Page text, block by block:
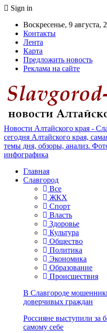
Sign in
Воскресенье, 9 августа,
Контакты
Лента
Карта
Предложить новость
Реклама на сайте
Новости Алтайского края -
сегодня Алтайского края,
темы дня, обзоры, анализ.
инфографика
Главная
Славгород
Все
ЖКХ
Спорт
Власть
Здоровье
Культура
Общество
Политика
Экономика
Образование
Происшествия
В Славгороде
доверчивых граждан
Россияне выступили за
самому себе